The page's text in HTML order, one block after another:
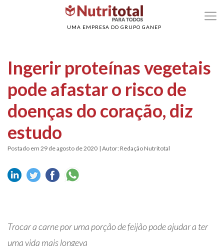
UMA EMPRESA DO GRUPO GANEP
Ingerir proteínas vegetais pode afastar o risco de doenças do
Ingerir proteínas vegetais
pode afastar o risco de
doenças do coração, diz
estudo
Postado em 29 de agosto de 2020 | Autor: Redação Nutritotal
Trocar a carne por uma porção de feijão pode ajudar a ter
uma vida mais longeva